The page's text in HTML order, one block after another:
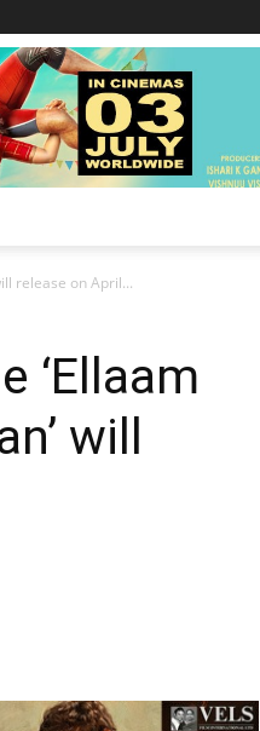
release on April...
‘Ellaam
will